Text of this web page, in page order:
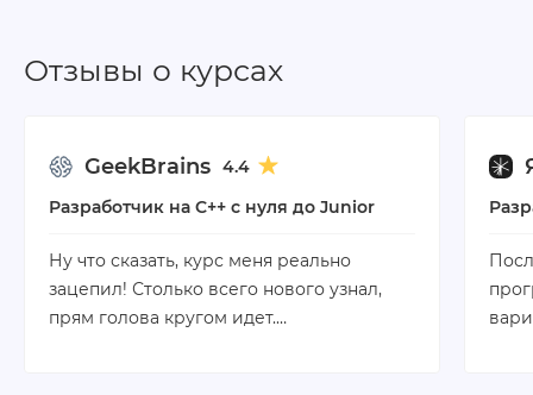
Отзывы о курсах
GeekBrains 4.4
Разработчик на C++ с нуля до Junior
Ну что сказать, курс меня реально
зацепил! Столько всего нового узнал,
прям голова кругом идет.…